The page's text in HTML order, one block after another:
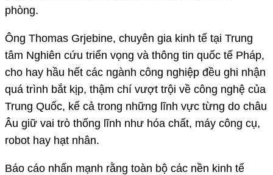
phòng.
Ông Thomas Grjebine, chuyên gia kinh tế tại Trung
tâm Nghiên cứu triển vọng và thông tin quốc tế Pháp,
cho hay hầu hết các ngành công nghiệp đều ghi nhận
quá trình bắt kịp, thậm chí vượt trội về công nghệ của
Trung Quốc, kể cả trong những lĩnh vực từng do châu
Âu giữ vai trò thống lĩnh như hóa chất, máy công cụ,
robot hay hạt nhân.
Báo cáo nhấn mạnh rằng toàn bộ các nền kinh tế